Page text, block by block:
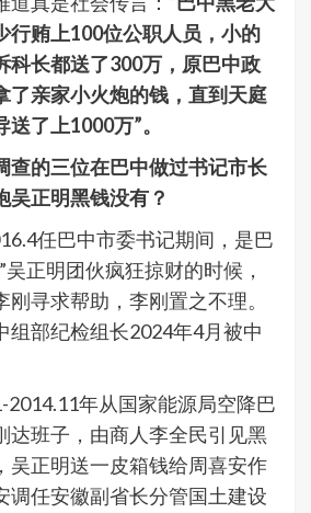
行贿上100位公职人员，小的
科长都送了300万，原巴中政
了亲家小火炮的钱，直到天庭
了上1000万”。
查的三位在巴中做过书记市长
吴正明黑钱没有？
任巴中市委书记期间，是巴
吴正明团伙疯狂掠财的时候，
寻求帮助，李刚置之不理。
组部纪检组长2024年4月被中
2014.11年从国家能源局空降巴
达班子，由商人李全民引见黑
吴正明送一皮箱钱给周喜安作
调任安徽副省长分管国土建设